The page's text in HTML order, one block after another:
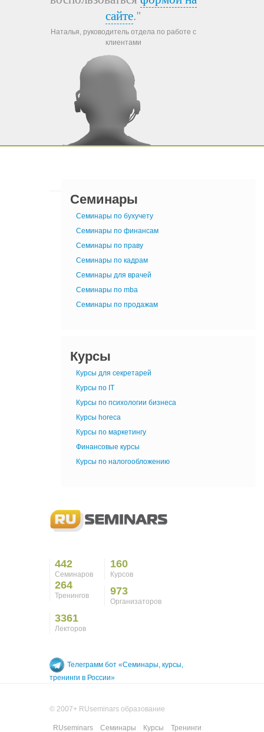
сайте."
Наталья, руководитель отдела по работе с
клиентами
Семинары
Семинары по бухучету
Семинары по финансам
Семинары по праву
Семинары по кадрам
Семинары для врачей
Семинары по mba
Семинары по продажам
Курсы
Курсы для секретарей
Курсы по IT
Курсы по психологии бизнеса
Курсы horeca
Курсы по маркетингу
Финансовые курсы
Курсы по налогообложению
442
Семинаров
160
Курсов
264
Тренингов 973
Организаторов
3361
Лекторов
Телеграмм бот «Семинары, курсы,
тренинги в России»
© 2007+ RUseminars образование
RUseminars Семинары Курсы Тренинги